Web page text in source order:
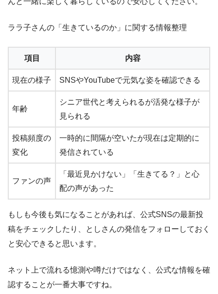
ララ子さんの「生きているのか」に関する情報整理
項目 内容
現在の様子 SNSやYouTubeで元気な姿を確認できる
年齢
シニア世代と考えられるが活発な様子が
見られる
投稿頻度の
変化
一時的に間隔が空いたが現在は定期的に
発信されている
ファンの声
「最近見かけない」「生きてる？」と心
配の声があった
もしも今後も気になることがあれば、公式SNSの最新投
稿をチェックしたり、としさんの発信をフォローしておく
と安心できると思います。
ネット上で流れる憶測や噂だけではなく、公式な情報を確
認することが一番大事ですね。